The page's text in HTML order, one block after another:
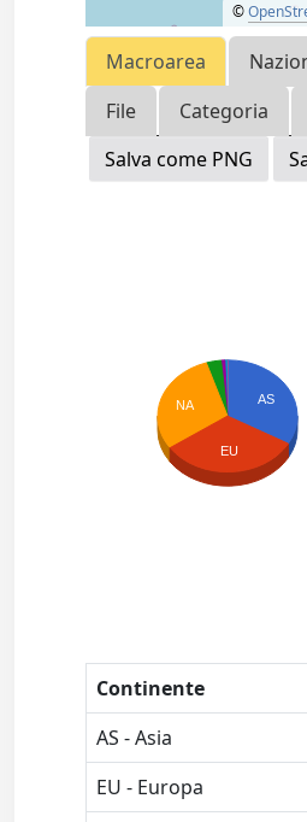
©
Macroarea
File
Categoria
Salva come PNG
AS
NA
EU
Continente
AS - Asia
EU - Europa